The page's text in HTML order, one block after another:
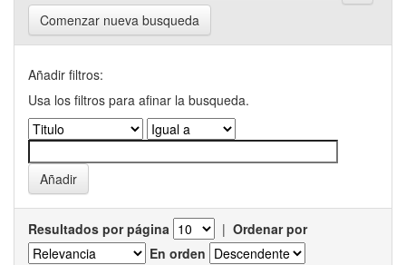
Comenzar nueva busqueda
Añadir filtros:
Usa los filtros para afinar la busqueda.
Resultados por página | Ordenar por
En orden